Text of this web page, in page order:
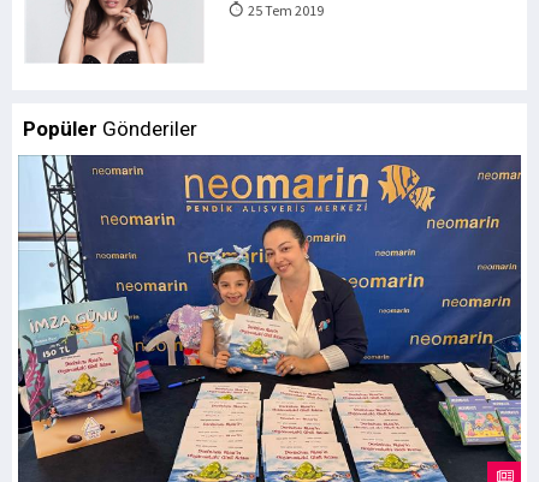
25 Tem 2019
Popüler Gönderiler